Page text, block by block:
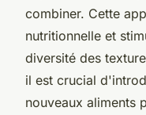
combiner. Cette
nutritionnelle et
diversité des
il est crucial
nouveaux aliments